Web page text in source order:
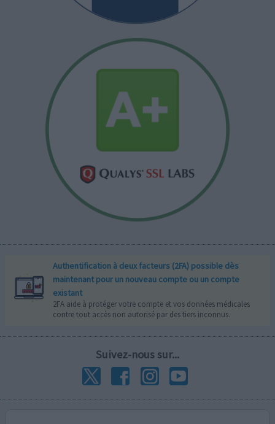
Authentification à deux facteurs (2FA) possible dès
maintenant pour un nouveau compte ou un compte
existant
2FA aide à protéger votre compte et vos données médicales
contre tout accès non autorisé par des tiers inconnus.
Suivez-nous sur...